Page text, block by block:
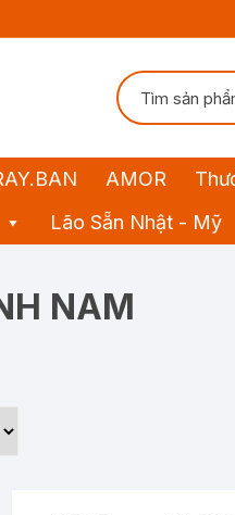
AMOR
Lão Sẵn Nhật - Mỹ
NAM